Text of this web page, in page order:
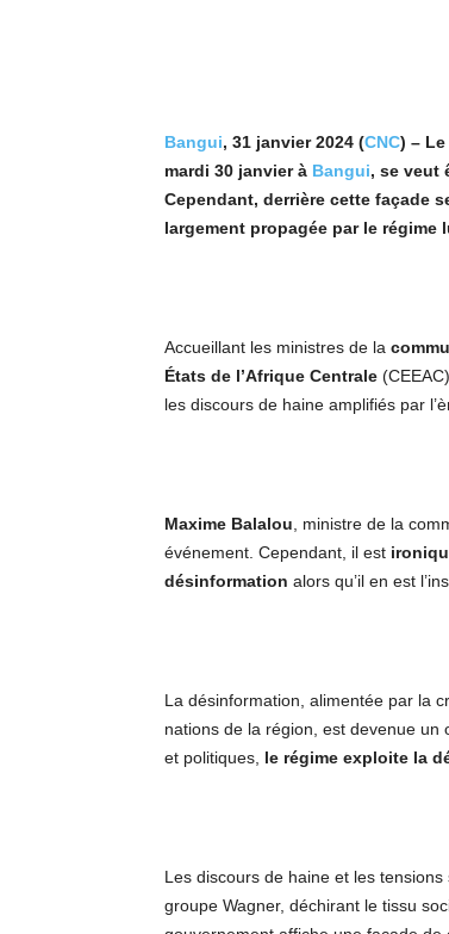
Bangui, 31 janvier 2024 (CNC) –
mardi 30 janvier à Bangui, se veut
Cependant, derrière cette façade
largement propagée par le régime
Accueillant les ministres de la
États de l’Afrique Centrale
les discours de haine amplifiés par
Maxime Balalou , ministre de la
événement. Cependant, il est
désinformation alors qu’il en est
La désinformation, alimentée par la
nations de la région, est devenue un
et politiques, le régime exploite la
Les discours de haine et les
groupe Wagner, déchirant le tissu